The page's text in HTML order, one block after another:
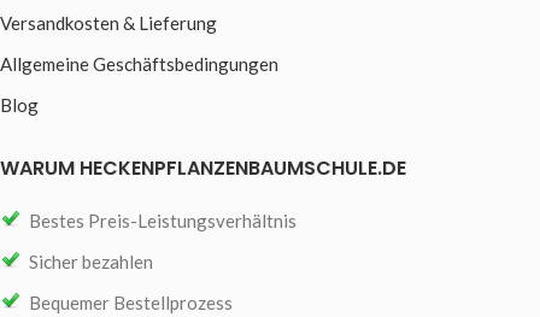
Versandkosten & Lieferung
Allgemeine Geschäftsbedingungen
Blog
WARUM HECKENPFLANZENBAUMSCHULE.DE
Bestes Preis-Leistungsverhältnis
Sicher bezahlen
Bequemer Bestellprozess